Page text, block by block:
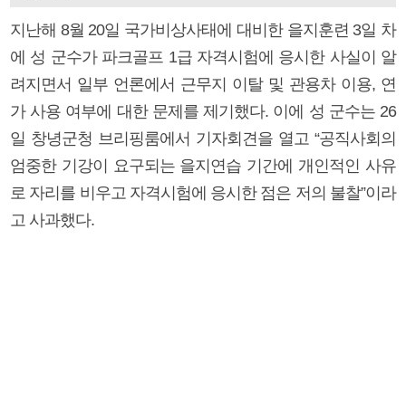
지난해 8월 20일 국가비상사태에 대비한 을지훈련 3일 차
에 성 군수가 파크골프 1급 자격시험에 응시한 사실이 알
려지면서 일부 언론에서 근무지 이탈 및 관용차 이용, 연
가 사용 여부에 대한 문제를 제기했다. 이에 성 군수는 26
일 창녕군청 브리핑룸에서 기자회견을 열고 “공직사회의
엄중한 기강이 요구되는 을지연습 기간에 개인적인 사유
로 자리를 비우고 자격시험에 응시한 점은 저의 불찰”이라
고 사과했다.